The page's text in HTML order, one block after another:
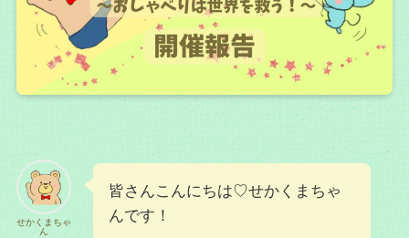
せかくまちゃ
ん
皆さんこんにちは♡せかくまちゃ
んです！